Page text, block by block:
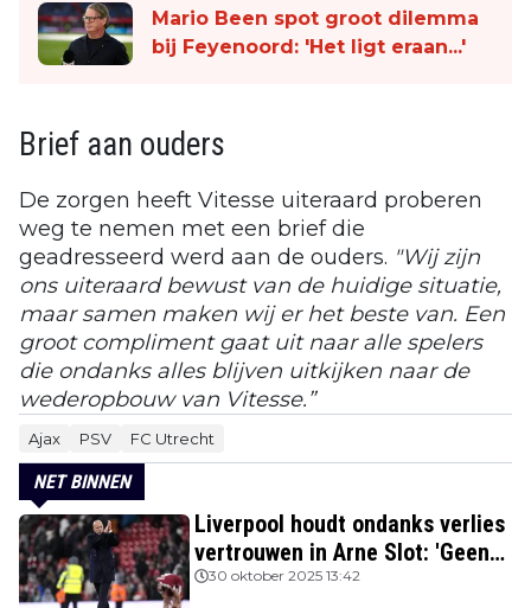
Mario Been spot groot dilemma
bij Feyenoord: 'Het ligt eraan...'
Brief aan ouders
De zorgen heeft Vitesse uiteraard proberen
weg te nemen met een brief die
geadresseerd werd aan de ouders. "Wij zijn
ons uiteraard bewust van de huidige situatie,
maar samen maken wij er het beste van. Een
groot compliment gaat uit naar alle spelers
die ondanks alles blijven uitkijken naar de
wederopbouw van Vitesse.”
Ajax PSV FC Utrecht
NET BINNEN
Liverpool houdt ondanks verlies
vertrouwen in Arne Slot: 'Geen
kans'
30 oktober 2025 13:42